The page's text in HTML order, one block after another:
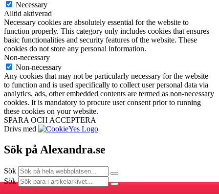
Necessary
Alltid aktiverad
Necessary cookies are absolutely essential for the website to
function properly. This category only includes cookies that ensures
basic functionalities and security features of the website. These
cookies do not store any personal information.
Non-necessary
Non-necessary
Any cookies that may not be particularly necessary for the website
to function and is used specifically to collect user personal data via
analytics, ads, other embedded contents are termed as non-necessary
cookies. It is mandatory to procure user consent prior to running
these cookies on your website.
SPARA OCH ACCEPTERA
Drivs med
Sök på Alexandra.se
Sök
Sök